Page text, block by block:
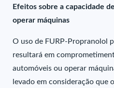
Efeitos sobre a capacidade
operar máquinas
O uso de FURP-Propranolol
resultará em
automóveis ou operar
levado em consideração que